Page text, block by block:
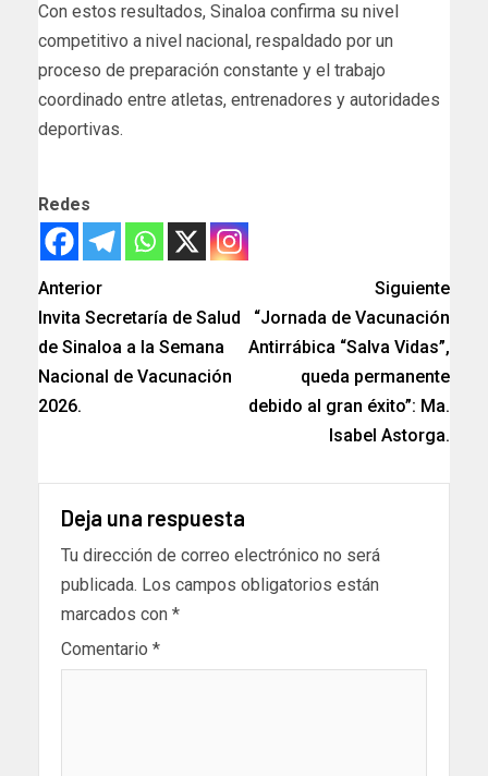
Con estos resultados, Sinaloa confirma su nivel
competitivo a nivel nacional, respaldado por un
proceso de preparación constante y el trabajo
coordinado entre atletas, entrenadores y autoridades
deportivas.
Redes
Anterior
Invita Secretaría de Salud
de Sinaloa a la Semana
Nacional de Vacunación
2026.
Siguiente
“Jornada de Vacunación
Antirrábica “Salva Vidas”,
queda permanente
debido al gran éxito”: Ma.
Isabel Astorga.
Deja una respuesta
Tu dirección de correo electrónico no será
publicada. Los campos obligatorios están
marcados con *
Comentario *